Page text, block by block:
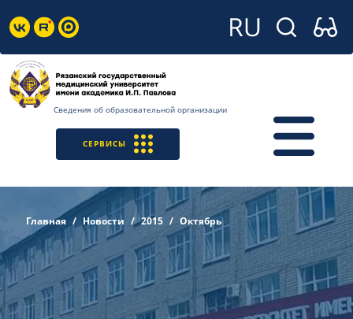
Сведения об образовательной организации
СЕРВИСЫ
Главная Новости 2015 Октябрь